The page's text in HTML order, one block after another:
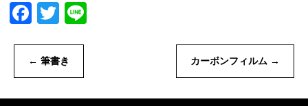
Facebook
Twitter
← 筆書き カーボンフィルム →